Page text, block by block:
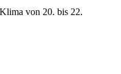
von 20. bis 22.